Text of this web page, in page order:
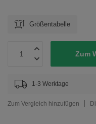
Größentabelle
Zum
1-3 Werktage
Zum Vergleich hinzufügen